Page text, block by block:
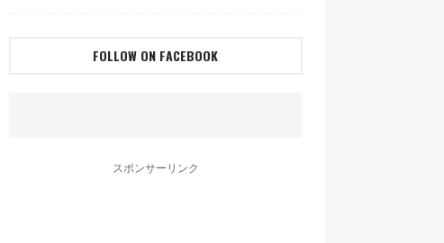
FOLLOW ON FACEBOOK
スポンサーリンク